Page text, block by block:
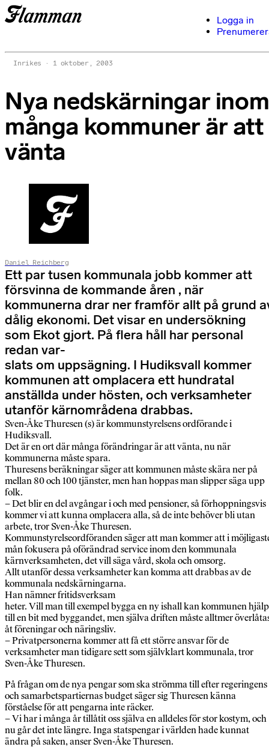
Logga in
Inrikes 1 oktober, 2003
Nya nedskärningar inom
många kommuner är att
vänta
Daniel Reichberg
Ett par tusen kommunala jobb kommer att
försvinna de kommande åren , när
kommunerna drar ner framför allt på grund
dålig ekonomi. Det visar en undersökning
som Ekot gjort. På flera håll har personal
redan var-
slats om uppsägning. I Hudiksvall kommer
kommunen att omplacera ett hundratal
anställda under hösten, och verksamheter
utanför kärnområdena drabbas.
Sven-Åke Thuresen (s) är kommunstyrelsens ordförande i
Hudiksvall.
Det är en ort där många förändringar är att vänta, nu när
kommunerna måste spara.
Thuresens beräkningar säger att kommunen måste skära ner på
mellan 80 och 100 tjänster, men han hoppas man slipper säga upp
folk.
– Det blir en del avgångar i och med pensioner, så förhoppningsvis
kommer vi att kunna omplacera alla, så de inte behöver bli utan
arbete, tror Sven-Åke Thuresen.
Kommunstyrelseordföranden säger att man kommer att i
mån fokusera på oförändrad service inom den kommunala
kärnverksamheten, det vill säga vård, skola och omsorg.
Allt utanför dessa verksamheter kan komma att drabbas av de
kommunala nedskärningarna.
Han nämner fritidsverksam
heter. Vill man till exempel bygga en ny ishall kan kommunen
till en bit med byggandet, men själva driften måste alltmer
åt föreningar och näringsliv.
– Privatpersonerna kommer att få ett större ansvar för de
verksamheter man tidigare sett som självklart kommunala, tror
Sven-Åke Thuresen.
På frågan om de nya pengar som ska strömma till efter regeringens
och samarbetspartiernas budget säger sig Thuresen känna
förståelse för att pengarna inte räcker.
– Vi har i många år tillåtit oss själva en alldeles för stor kostym, och
nu går det inte längre. Inga statspengar i världen hade kunnat
ändra på saken, anser Sven-Åke Thuresen.